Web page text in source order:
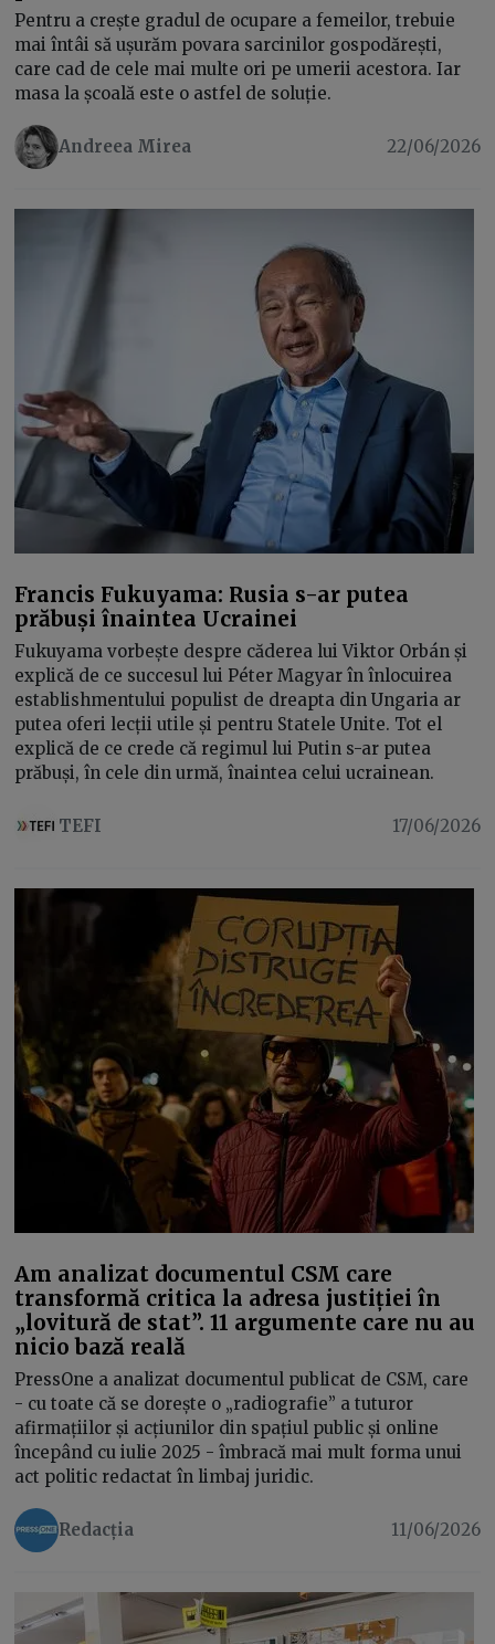
Pentru a crește gradul de ocupare a femeilor, trebuie
mai întâi să ușurăm povara sarcinilor gospodărești,
care cad de cele mai multe ori pe umerii acestora. Iar
masa la școală este o astfel de soluție.
Andreea Mirea 22/06/2026
Francis Fukuyama: Rusia s-ar putea
prăbuși înaintea Ucrainei
Fukuyama vorbește despre căderea lui Viktor Orbán și
explică de ce succesul lui Péter Magyar în înlocuirea
establishmentului populist de dreapta din Ungaria ar
putea oferi lecții utile și pentru Statele Unite. Tot el
explică de ce crede că regimul lui Putin s-ar putea
prăbuși, în cele din urmă, înaintea celui ucrainean.
TEFI 17/06/2026
Am analizat documentul CSM care
transformă critica la adresa justiției în
„lovitură de stat”. 11 argumente care nu au
nicio bază reală
PressOne a analizat documentul publicat de CSM, care
- cu toate că se dorește o „radiografie” a tuturor
afirmațiilor și acțiunilor din spațiul public și online
începând cu iulie 2025 - îmbracă mai mult forma unui
act politic redactat în limbaj juridic.
Redacția 11/06/2026